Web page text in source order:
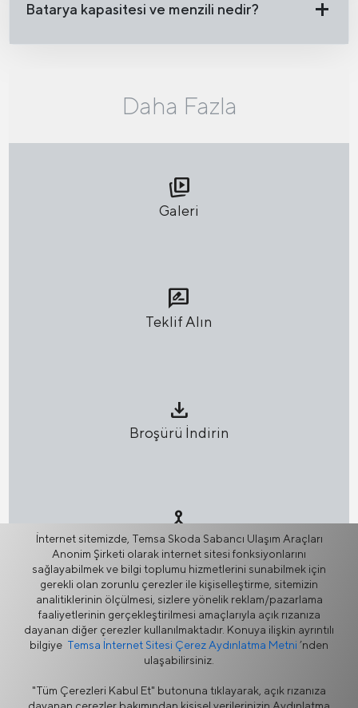
Batarya kapasitesi ve menzili nedir?
Daha Fazla
animated_images
Galeri
rate_review
Teklif Alın
download
Broşürü İndirin
network_node
Paylaş
Bilgi Güvenliği Politikası
Bilgi Toplumu Hizmetleri
Yasal Uyarı
Gizlilik
Çerez Politikası
Tedarikçi Portalı
İnternet sitemizde, Temsa Skoda Sabancı Ulaşım Araçları
Anonim Şirketi olarak internet sitesi fonksiyonlarını
sağlayabilmek ve bilgi toplumu hizmetlerini sunabilmek için
gerekli olan zorunlu çerezler ile kişiselleştirme, sitemizin
analitiklerinin ölçülmesi, sizlere yönelik reklam/pazarlama
faaliyetlerinin gerçekleştirilmesi amaçlarıyla açık rızanıza
dayanan diğer çerezler kullanılmaktadır. Konuya ilişkin ayrıntılı
bilgiye Temsa İnternet Sitesi Çerez Aydınlatma Metni ’nden
ulaşabilirsiniz.
"Tüm Çerezleri Kabul Et" butonuna tıklayarak, açık rızanıza